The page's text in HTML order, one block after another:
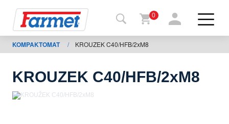
Назад
на
Магазин
Farmet
0
KOMPAKTOMAT / KROUZEK C40/HFB/2xM8
KROUZEK C40/HFB/2xM8